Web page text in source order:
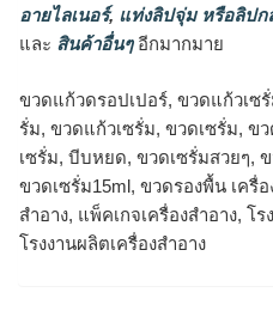
อายไลเนอร์, แท่งลิปจุ่ม หรือลิปก
และ สินค้าอื่นๆอีกมากมาย
ขวดแก้วดรอปเปอร์, ขวดแก้วเซ
รั่ม, ขวดแก้วเซรั่ม, ขวดเซรั่ม, ข
เซรั่ม, บีบหยด, ขวดเซรั่มสวยๆ,
ขวดเซรั่ม15ml, ขวดรองพื้น เครื่
สำอาง, แพ็คเกจเครื่องสำอาง, โ
โรงงานผลิตเครื่องสำอาง